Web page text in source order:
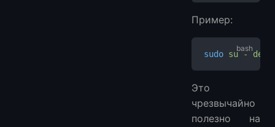
Пример:
sudo su -
Это
чрезвычайно
полезно на